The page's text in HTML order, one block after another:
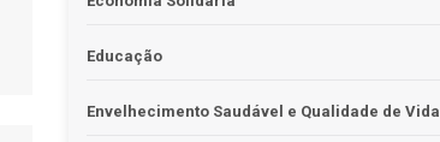
Educação
Envelhecimento Saudável e Qualidade de Vida